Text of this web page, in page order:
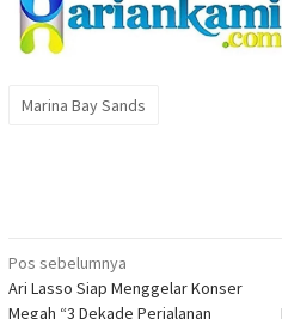
Marina Bay Sands
Navigasi
pos
Pos sebelumnya
Ari Lasso Siap Menggelar Konser
Megah “3 Dekade Perjalanan